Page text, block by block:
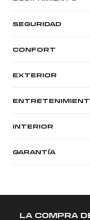
SEGURIDAD
CONFORT
EXTERIOR
INTERIOR
GARANTÍA
LA COMPRA